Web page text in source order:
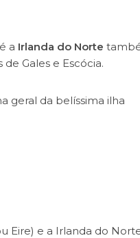
a Irlanda do Norte
Gales e Escócia.
geral da belíssima ilha
Eire) e a Irlanda do